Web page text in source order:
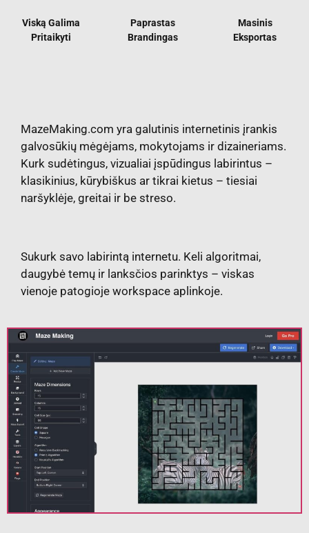
Viską Galima
Pritaikyti
Paprastas
Brandingas
Masinis
Eksportas
MazeMaking.com yra galutinis internetinis įrankis
galvosūkių mėgėjams, mokytojams ir dizaineriams.
Kurk sudėtingus, vizualiai įspūdingus labirintus –
klasikinius, kūrybiškus ar tikrai kietus – tiesiai
naršyklėje, greitai ir be streso.
Sukurk savo labirintą internetu. Keli algoritmai,
daugybė temų ir lanksčios parinktys – viskas
vienoje patogioje workspace aplinkoje.